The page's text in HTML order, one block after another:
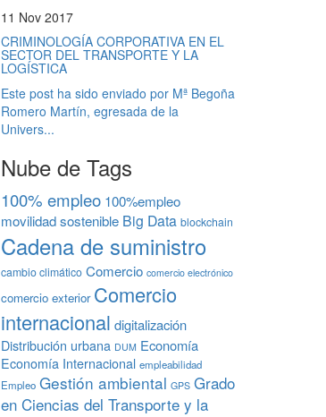
11 Nov 2017
CRIMINOLOGÍA CORPORATIVA EN EL
SECTOR DEL TRANSPORTE Y LA
LOGÍSTICA
Este post ha sido enviado por Mª Begoña
Romero Martín, egresada de la
Univers...
Nube de Tags
100% empleo 100%empleo
movilidad sostenible Big Data blockchain
Cadena de suministro
cambio climático Comercio comercio electrónico
comercio exterior Comercio
internacional digitalización
Distribución urbana DUM Economía
Economía Internacional empleabilidad
Empleo Gestión ambiental GPS Grado
en Ciencias del Transporte y la